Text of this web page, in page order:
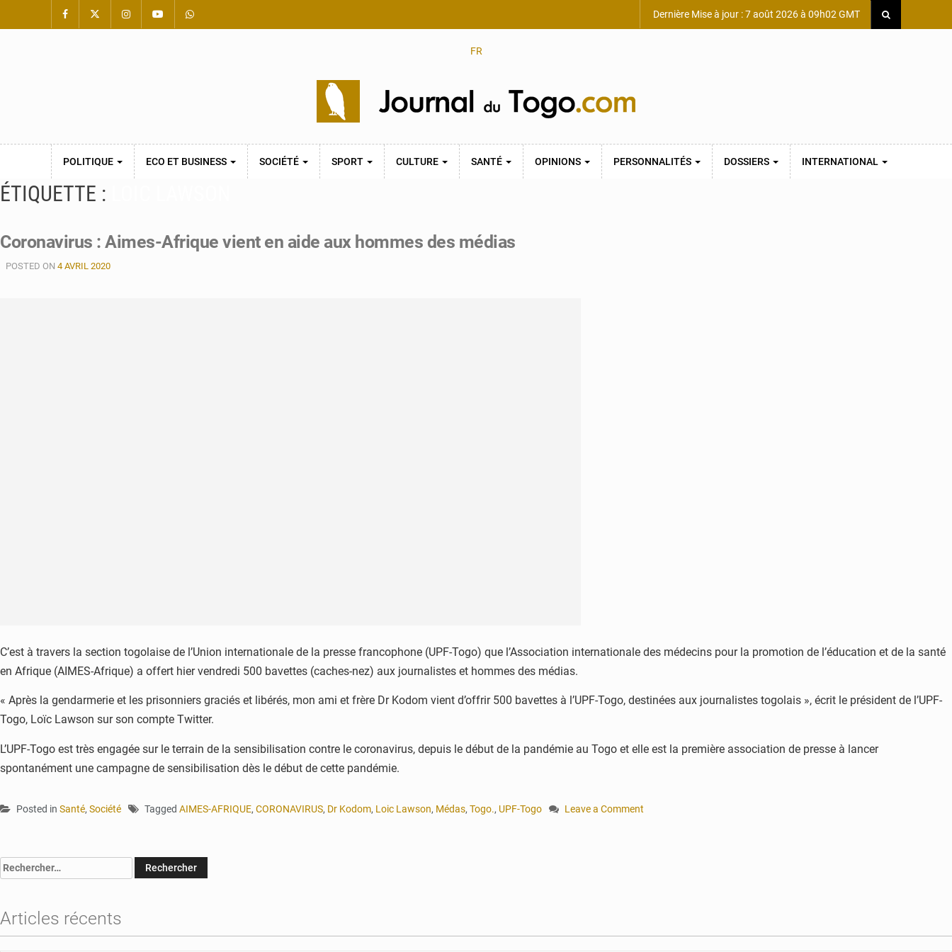
Dernière Mise à jour : 7 août 2026 à 09h02 GMT
FR
POLITIQUE ECO ET BUSINESS SOCIÉTÉ SPORT CULTURE SANTÉ OPINIONS PERSONNALITÉS DOSSIERS INTERNATIONAL
ÉTIQUETTE :
Coronavirus : Aimes-Afrique vient en aide aux hommes des médias
POSTED ON 4 AVRIL 2020
C’est à travers la section togolaise de l’Union internationale de la presse francophone (UPF-Togo) que l’Association internationale des médecins pour la promotion de l’éducation et de la santé
en Afrique (AIMES-Afrique) a offert hier vendredi 500 bavettes (caches-nez) aux journalistes et hommes des médias.
« Après la gendarmerie et les prisonniers graciés et libérés, mon ami et frère Dr Kodom vient d’offrir 500 bavettes à l’UPF-Togo, destinées aux journalistes togolais », écrit le président de l’UPF-
Togo, Loïc Lawson sur son compte Twitter.
L’UPF-Togo est très engagée sur le terrain de la sensibilisation contre le coronavirus, depuis le début de la pandémie au Togo et elle est la première association de presse à lancer
spontanément une campagne de sensibilisation dès le début de cette pandémie.
Posted in Santé, Société Tagged AIMES-AFRIQUE, CORONAVIRUS, Dr Kodom, Loic Lawson, Médas, Togo., UPF-Togo
Leave a Comment
Rechercher :
Articles récents